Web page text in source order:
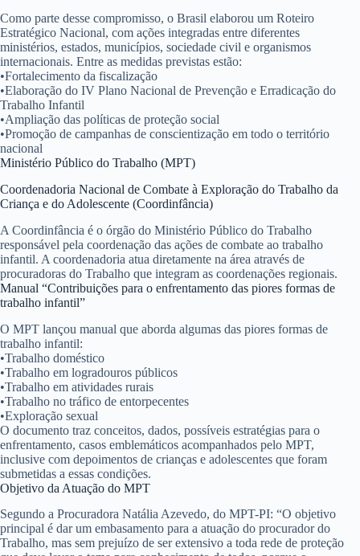
Como parte desse compromisso, o Brasil elaborou um Roteiro
Estratégico Nacional, com ações integradas entre diferentes
ministérios, estados, municípios, sociedade civil e organismos
internacionais. Entre as medidas previstas estão:
•Fortalecimento da fiscalização
•Elaboração do IV Plano Nacional de Prevenção e Erradicação do
Trabalho Infantil
•Ampliação das políticas de proteção social
•Promoção de campanhas de conscientização em todo o território
nacional
Ministério Público do Trabalho (MPT)
Coordenadoria Nacional de Combate à Exploração do Trabalho da
Criança e do Adolescente (Coordinfância)
A Coordinfância é o órgão do Ministério Público do Trabalho
responsável pela coordenação das ações de combate ao trabalho
infantil. A coordenadoria atua diretamente na área através de
procuradoras do Trabalho que integram as coordenações regionais.
Manual “Contribuições para o enfrentamento das piores formas de
trabalho infantil”
O MPT lançou manual que aborda algumas das piores formas de
trabalho infantil:
•Trabalho doméstico
•Trabalho em logradouros públicos
•Trabalho em atividades rurais
•Trabalho no tráfico de entorpecentes
•Exploração sexual
O documento traz conceitos, dados, possíveis estratégias para o
enfrentamento, casos emblemáticos acompanhados pelo MPT,
inclusive com depoimentos de crianças e adolescentes que foram
submetidas a essas condições.
Objetivo da Atuação do MPT
Segundo a Procuradora Natália Azevedo, do MPT-PI: “O objetivo
principal é dar um embasamento para a atuação do procurador do
Trabalho, mas sem prejuízo de ser extensivo a toda rede de proteção